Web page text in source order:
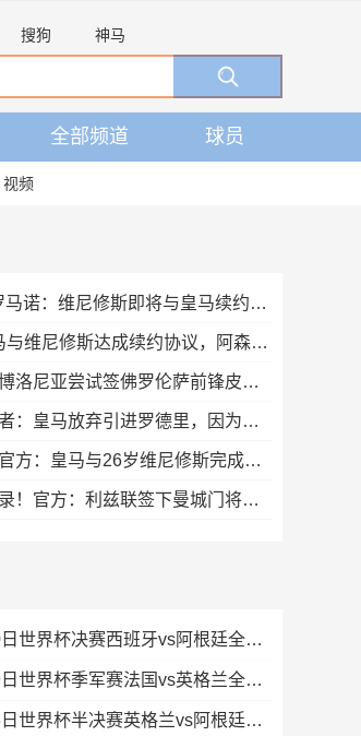
搜狗 神马
全部频道 球员
视频
HWG！罗马诺：维尼修斯即将与皇马续约，签下为期6年的全新合同
DO：皇马与维尼修斯达成续约协议，阿森纳方面的追求将结束
意天空：博洛尼亚尝试签佛罗伦萨前锋皮科利 已准备永久转会报价
阿斯报记者：皇马放弃引进罗德里，因为球员本人已经明确拒绝加盟
他留下！官方：皇马与26岁维尼修斯完成续约，新合同至2032年
创队史纪录！官方：利兹联签下曼城门将特拉福德，总价4500万镑
07月20日世界杯决赛西班牙vs阿根廷全场录像
07月19日世界杯季军赛法国vs英格兰全场录像
07月16日世界杯半决赛英格兰vs阿根廷全场录像